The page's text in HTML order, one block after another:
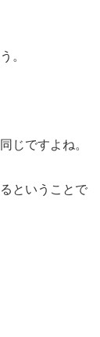
。
じですよね。
ということで